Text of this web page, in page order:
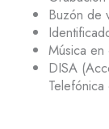
Buzón de
Música en
DISA